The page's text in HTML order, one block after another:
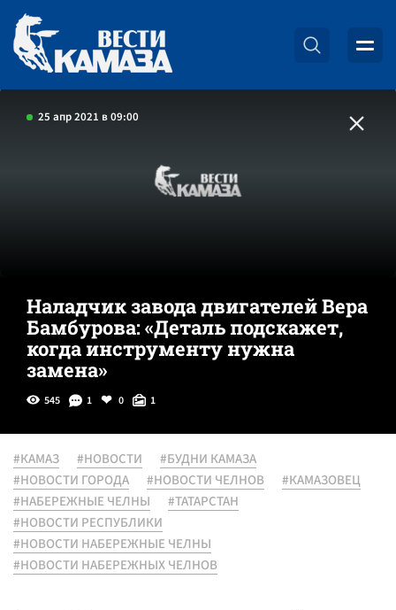
25 апр 2021 в 09:00
Наладчик завода двигателей Вера
Бамбурова: «Деталь подскажет,
когда инструменту нужна
замена»
545 1 0 1
#КАМАЗ #НОВОСТИ
#БУДНИ КАМАЗА
#НОВОСТИ ГОРОДА
#НОВОСТИ ЧЕЛНОВ
#КАМАЗОВЕЦ
#НАБЕРЕЖНЫЕ ЧЕЛНЫ
#ТАТАРСТАН
#НОВОСТИ РЕСПУБЛИКИ
#НОВОСТИ НАБЕРЕЖНЫЕ ЧЕЛНЫ
#НОВОСТИ НАБЕРЕЖНЫХ ЧЕЛНОВ